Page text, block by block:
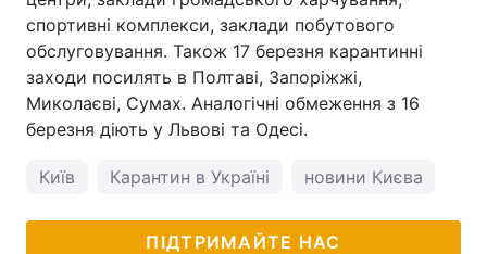
спортивні комплекси, заклади побутового
обслуговування. Також 17 березня карантинні
заходи посилять в Полтаві, Запоріжжі,
Миколаєві, Сумах. Аналогічні обмеження з 16
березня діють у Львові та Одесі.
Київ Карантин в Україні новини Києва
ПІДТРИМАЙТЕ НАС